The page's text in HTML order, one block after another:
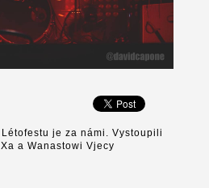
je za námi. Vystoupili
a Wanastowi Vjecy